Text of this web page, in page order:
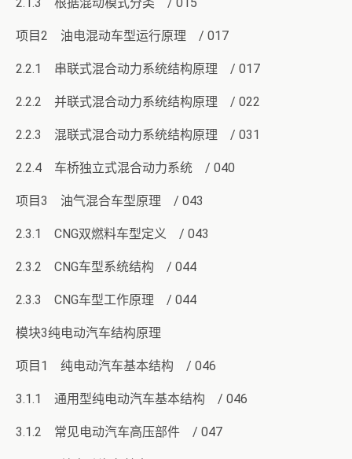
项目2 油电混动车型运行原理 / 017
2.2.1 串联式混合动力系统结构原理 / 017
2.2.2 并联式混合动力系统结构原理 / 022
2.2.3 混联式混合动力系统结构原理 / 031
2.2.4 车桥独立式混合动力系统 / 040
项目3 油气混合车型原理 / 043
2.3.1 CNG双燃料车型定义 / 043
2.3.2 CNG车型系统结构 / 044
2.3.3 CNG车型工作原理 / 044
模块3纯电动汽车结构原理
项目1 纯电动汽车基本结构 / 046
3.1.1 通用型纯电动汽车基本结构 / 046
3.1.2 常见电动汽车高压部件 / 047